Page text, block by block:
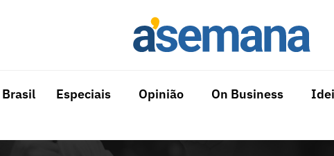
Brasil Especiais Opinião On Business